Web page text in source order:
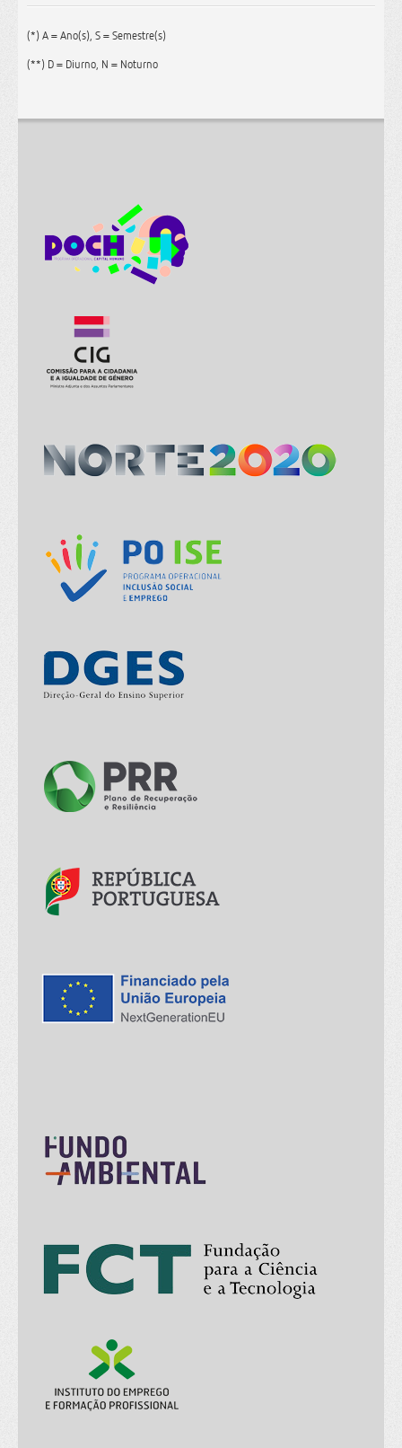
(*) A = Ano(s), S = Semestre(s)
(**) D = Diurno, N = Noturno